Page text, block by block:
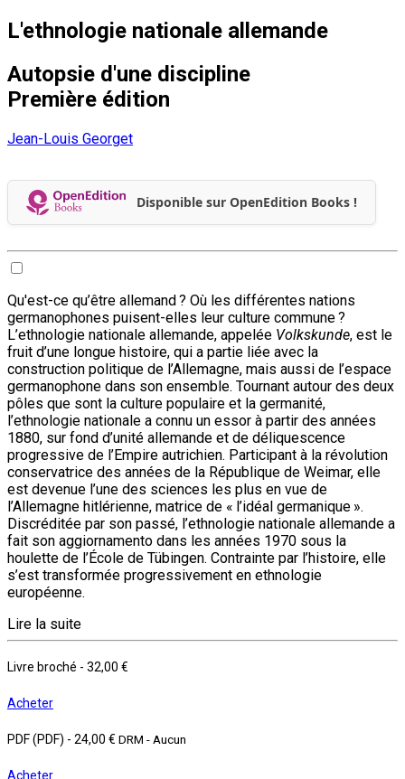
L'ethnologie nationale allemande
Autopsie d'une discipline
Première édition
Jean-Louis Georget
Disponible sur OpenEdition Books !
Qu'est-ce qu’être allemand ? Où les différentes nations
germanophones puisent-elles leur culture commune ?
L’ethnologie nationale allemande, appelée Volkskunde, est le
fruit d’une longue histoire, qui a partie liée avec la
construction politique de l’Allemagne, mais aussi de l’espace
germanophone dans son ensemble. Tournant autour des deux
pôles que sont la culture populaire et la germanité,
l’ethnologie nationale a connu un essor à partir des années
1880, sur fond d’unité allemande et de déliquescence
progressive de l’Empire autrichien. Participant à la révolution
conservatrice des années de la République de Weimar, elle
est devenue l’une des sciences les plus en vue de
l’Allemagne hitlérienne, matrice de « l’idéal germanique ».
Discréditée par son passé, l’ethnologie nationale allemande a
fait son aggiornamento dans les années 1970 sous la
houlette de l’École de Tübingen. Contrainte par l’histoire, elle
s’est transformée progressivement en ethnologie
européenne.
Lire la suite
Livre broché - 32,00 €
Acheter
PDF (PDF) - 24,00 € DRM - Aucun
Acheter